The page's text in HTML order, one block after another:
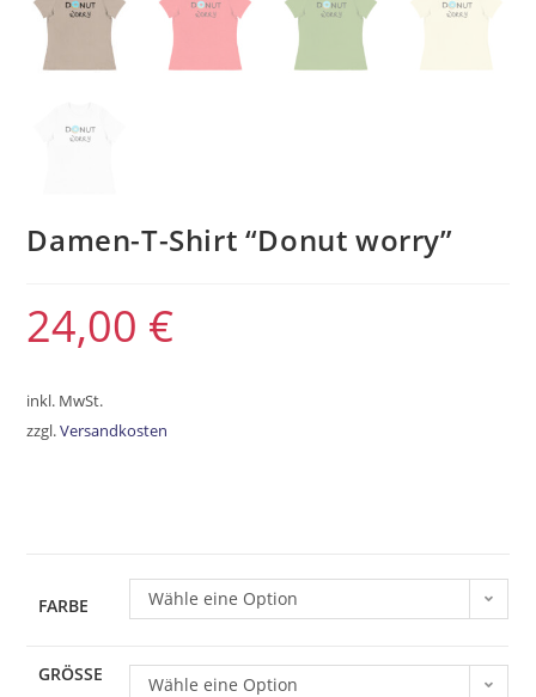
Damen-T-Shirt “Donut worry”
24,00 €
inkl. MwSt.
zzgl.Versandkosten
FARBE Wähle eine Option
GRÖSSE Wähle eine Option